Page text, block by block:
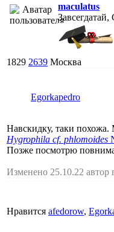
maculatus
1829 2639 Москва
Egorkapedro
Навскидку, таки
Hygrophila cf. phlomoides
Позже посмотрю
Изменено 25.10.22 автор
Нравится afedorow,